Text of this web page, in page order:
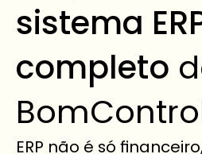
sistema
completo
ERP não é só